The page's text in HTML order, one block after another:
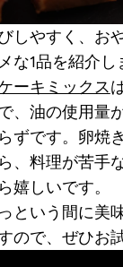
しやすく、お
な1品を紹介し
ーキミックス
、油の使用量
ずです。卵焼
、料理が苦手
嬉しいです。
という間に美
ので、ぜひお